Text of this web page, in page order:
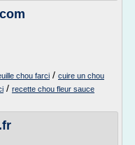
chou farci / cuire un chou
/ recette chou fleur sauce